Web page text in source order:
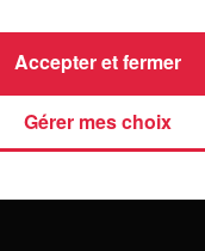
6 août 2026
dernières infos
Gérer mes choix
Accepter et fermer